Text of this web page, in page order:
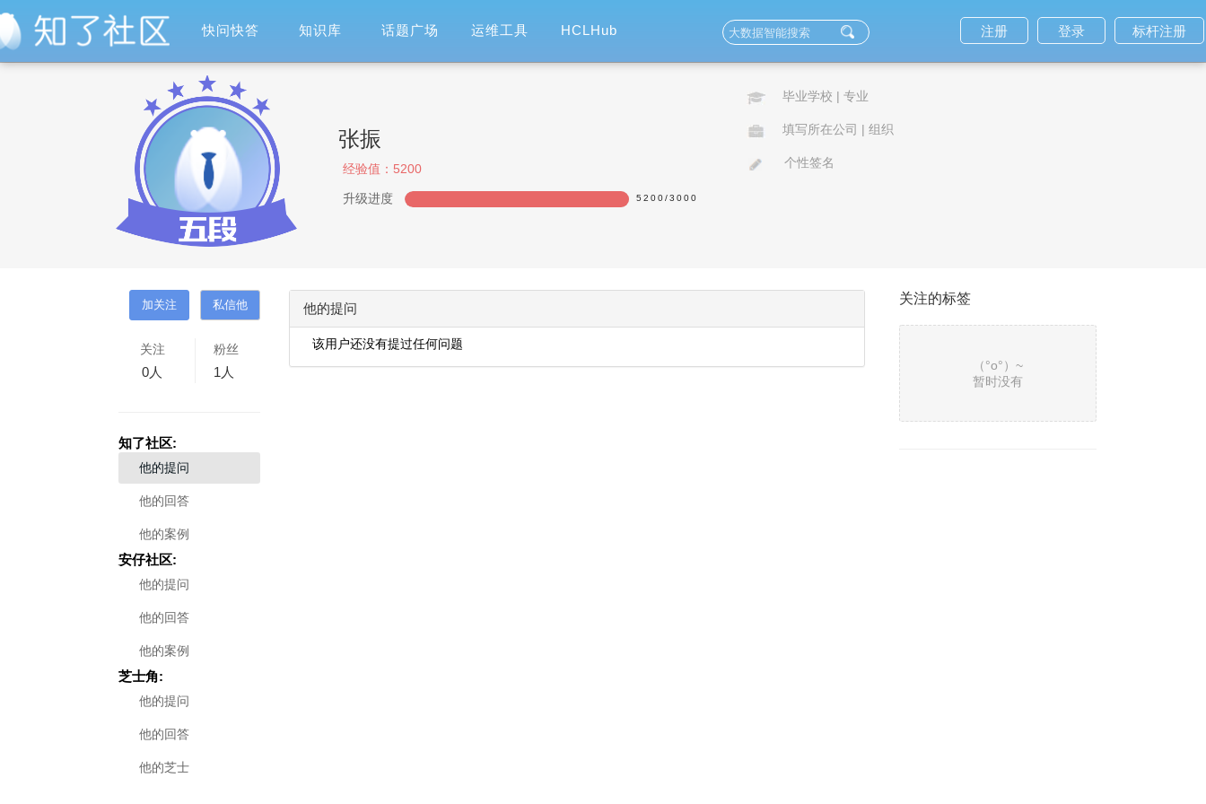
快问快答 知识库 话题广场 运维工具 HCLHub 标杆注册
登录
注册
张振
经验值： 5200
升级进度 5200/3000
毕业学校 | 专业
填写所在公司 | 组织
个性签名
关注
0人
粉丝
1 人
知了社区:
他的提问
他的回答
他的案例
安仔社区:
他的提问
他的回答
他的案例
芝士角:
他的提问
他的回答
他的芝士
他的提问
该用户还没有提过任何问题
关注的标签
（°ο°）~
暂时没有